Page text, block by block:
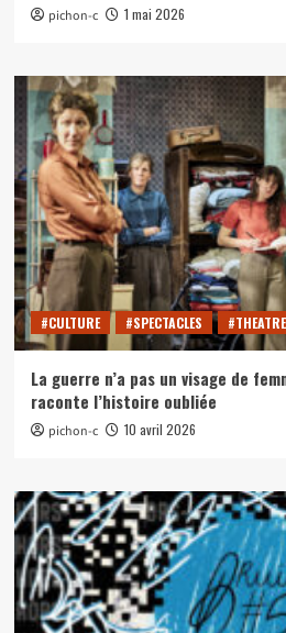
pichon-c 1 mai 2026
#CULTURE #SPECTACLES #THEATRE
La guerre n’a pas un visage de
raconte l’histoire oubliée
pichon-c 10 avril 2026